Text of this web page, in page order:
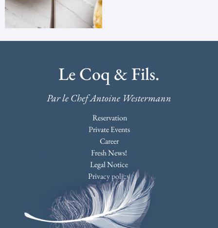
Le Coq & Fils.
Par le Chef Antoine Westermann
Reservation
Private Events
Career
Fresh News!
Legal Notice
Privacy policy